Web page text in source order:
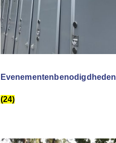
Evenementenbenodigdheden
(24)